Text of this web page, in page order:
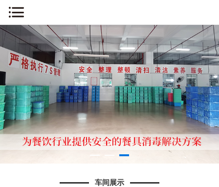
车间展示
网站首页
关于我们
新闻中心
车间展示
产品展示